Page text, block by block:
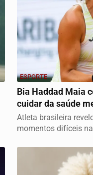
ESPORTE
Bia Haddad Maia
cuidar da saúde
Atleta brasileira
momentos difíceis